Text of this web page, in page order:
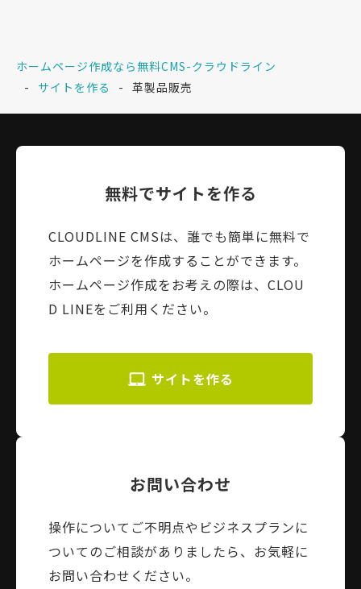
ホームページ作成なら無料CMS-クラウドライン
サイトを作る
革製品販売
無料でサイトを作る
CLOUDLINE CMSは、誰でも簡単に無料で
ホームページを作成することができます。
ホームページ作成をお考えの際は、CLOU
D LINEをご利用ください。
サイトを作る
お問い合わせ
操作についてご不明点やビジネスプランに
ついてのご相談がありましたら、お気軽に
お問い合わせください。